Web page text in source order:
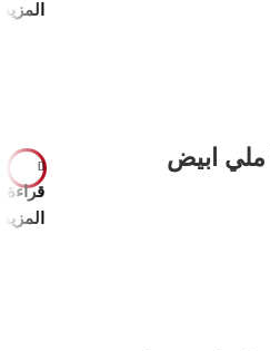
المزيد
قراءة
المزيد